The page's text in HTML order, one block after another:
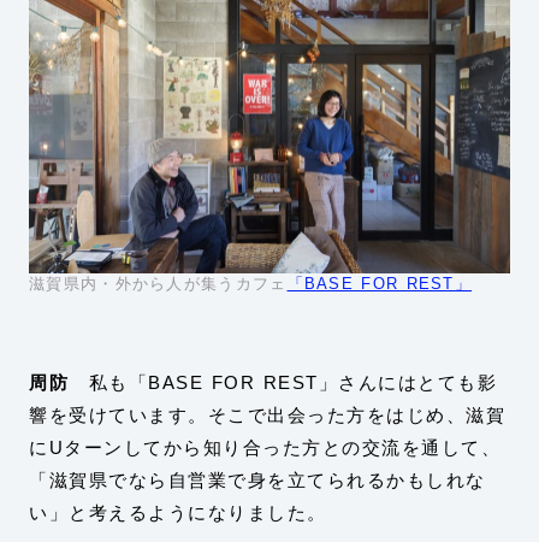
滋賀県内・外から人が集うカフェ 「BASE FOR REST」
周防 私も「BASE FOR REST」さんにはとても影
響を受けています。そこで出会った方をはじめ、滋賀
にUターンしてから知り合った方との交流を通して、
「滋賀県でなら自営業で身を立てられるかもしれな
い」と考えるようになりました。